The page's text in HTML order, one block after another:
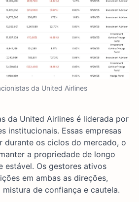
da United Airlines
da United Airlines é liderada por
institucionais. Essas empresas
durante os ciclos do mercado, o
a propriedade de longo
estável. Os gestores ativos
em ambas as direções,
de confiança e cautela.